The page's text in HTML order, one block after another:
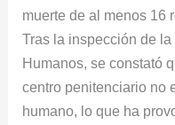
muerte de al menos 16
Tras la inspección de
Humanos, se constató
centro penitenciario no
humano, lo que ha